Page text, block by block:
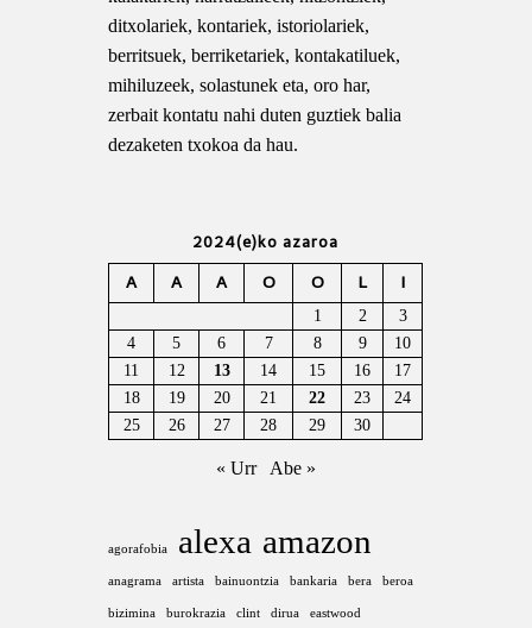
ditxolariek, kontariek, istoriolariek,
berritsuek, berriketariek, kontakatiluek,
mihiluzeek, solastunek eta, oro har,
zerbait kontatu nahi duten guztiek balia
dezaketen txokoa da hau.
2024(e)ko azaroa
A A A O O L I
1 2
3
4
5 6 7 8 9
10
11
12 13 14 15 16
17
18
19 20 21 22 23
24
25
26 27 28 29 30
« Urr Abe »
agorafobia alexa amazon
anagrama artista bainuontzia bankaria bera beroa
bizimina burokrazia clint dirua eastwood